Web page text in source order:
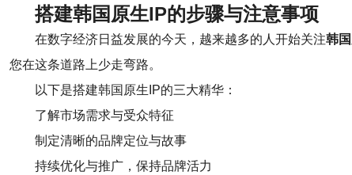
搭建韩国原生IP的步骤与注意事项
在数字经济日益发展的今天，越来越多的人开始关注韩
您在这条道路上少走弯路。
以下是搭建韩国原生IP的三大精华：
了解市场需求与受众特征
制定清晰的品牌定位与故事
持续优化与推广，保持品牌活力